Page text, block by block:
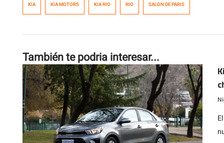
KIA KIA MOTORS KIA RIO RIO SALON DE PARIS
También te podria interesar...